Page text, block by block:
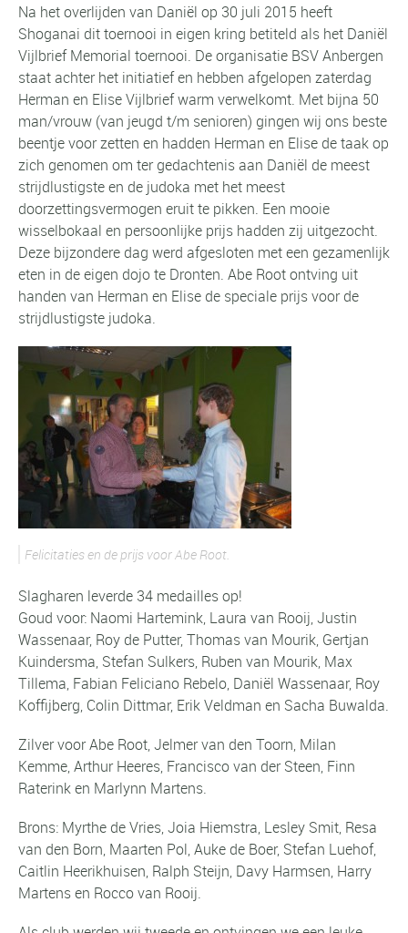
Na het overlijden van Daniël op 30 juli 2015 heeft
Shoganai dit toernooi in eigen kring betiteld als het Daniël
Vijlbrief Memorial toernooi. De organisatie BSV Anbergen
staat achter het initiatief en hebben afgelopen zaterdag
Herman en Elise Vijlbrief warm verwelkomt. Met bijna 50
man/vrouw (van jeugd t/m senioren) gingen wij ons beste
beentje voor zetten en hadden Herman en Elise de taak op
zich genomen om ter gedachtenis aan Daniël de meest
strijdlustigste en de judoka met het meest
doorzettingsvermogen eruit te pikken. Een mooie
wisselbokaal en persoonlijke prijs hadden zij uitgezocht.
Deze bijzondere dag werd afgesloten met een gezamenlijk
eten in de eigen dojo te Dronten. Abe Root ontving uit
handen van Herman en Elise de speciale prijs voor de
strijdlustigste judoka.
Felicitaties en de prijs voor Abe Root.
Slagharen leverde 34 medailles op!
Goud voor: Naomi Hartemink, Laura van Rooij, Justin
Wassenaar, Roy de Putter, Thomas van Mourik, Gertjan
Kuindersma, Stefan Sulkers, Ruben van Mourik, Max
Tillema, Fabian Feliciano Rebelo, Daniël Wassenaar, Roy
Koffijberg, Colin Dittmar, Erik Veldman en Sacha Buwalda.
Zilver voor Abe Root, Jelmer van den Toorn, Milan
Kemme, Arthur Heeres, Francisco van der Steen, Finn
Raterink en Marlynn Martens.
Brons: Myrthe de Vries, Joia Hiemstra, Lesley Smit, Resa
van den Born, Maarten Pol, Auke de Boer, Stefan Luehof,
Caitlin Heerikhuisen, Ralph Steijn, Davy Harmsen, Harry
Martens en Rocco van Rooij.